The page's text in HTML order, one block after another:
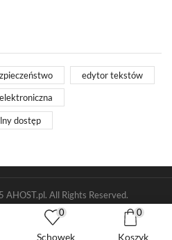
edytor tekstów
dostęp
All Rights Reserved.
Regulamin konta
Nota prawna
0
Schowek
0
Koszyk